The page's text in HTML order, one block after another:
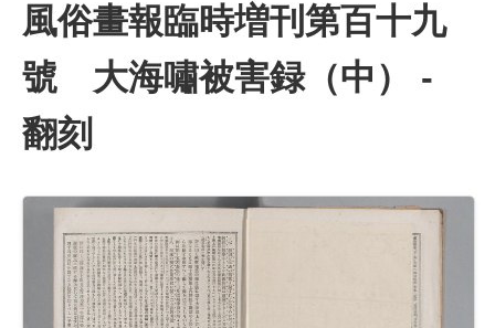
風俗畫報臨時増刊第百十九
號 大海嘯被害録（中） -
翻刻